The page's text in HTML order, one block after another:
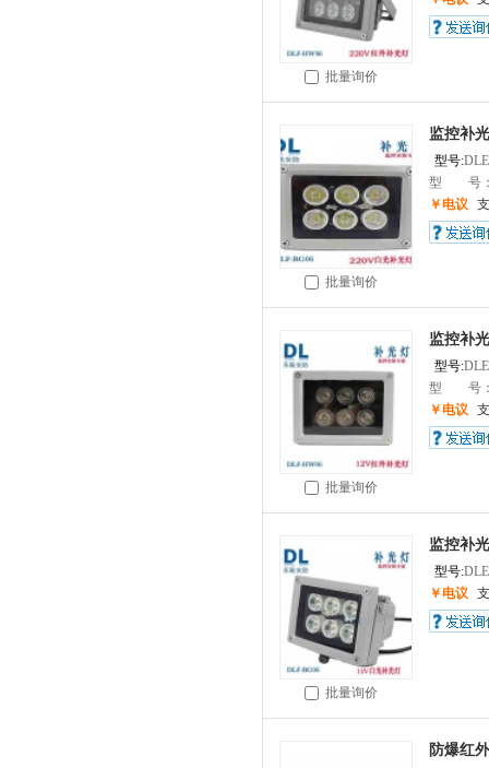
批量询价
批量询价
监控补
型号:
型 号：
￥电议
批量询价
监控补
型号:
型 号：
￥电议
批量询价
监控补
型号:
￥电议
防爆红